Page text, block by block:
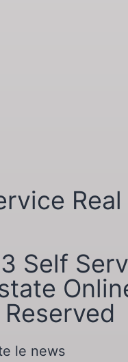
Self
le news